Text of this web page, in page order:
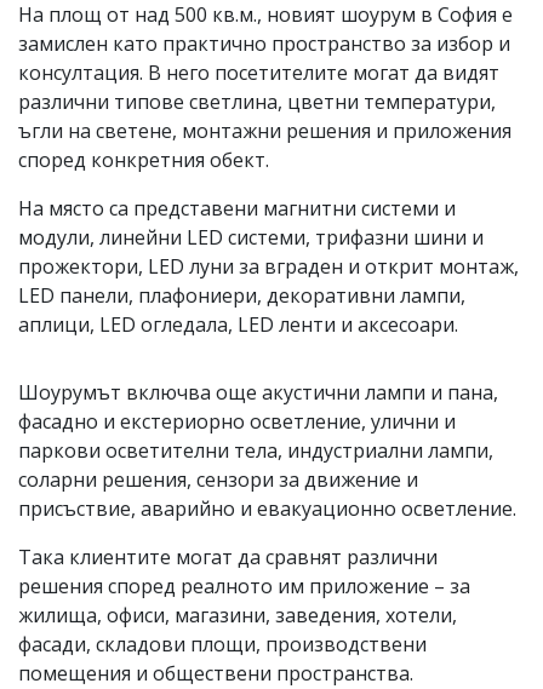
На площ от над 500 кв.м., новият шоурум в София е
замислен като практично пространство за избор и
консултация. В него посетителите могат да видят
различни типове светлина, цветни температури,
ъгли на светене, монтажни решения и приложения
според конкретния обект.
На място са представени магнитни системи и
модули, линейни LED системи, трифазни шини и
прожектори, LED луни за вграден и открит монтаж,
LED панели, плафониери, декоративни лампи,
аплици, LED огледала, LED ленти и аксесоари.
Шоурумът включва още акустични лампи и пана,
фасадно и екстериорно осветление, улични и
паркови осветителни тела, индустриални лампи,
соларни решения, сензори за движение и
присъствие, аварийно и евакуационно осветление.
Така клиентите могат да сравнят различни
решения според реалното им приложение – за
жилища, офиси, магазини, заведения, хотели,
фасади, складови площи, производствени
помещения и обществени пространства.